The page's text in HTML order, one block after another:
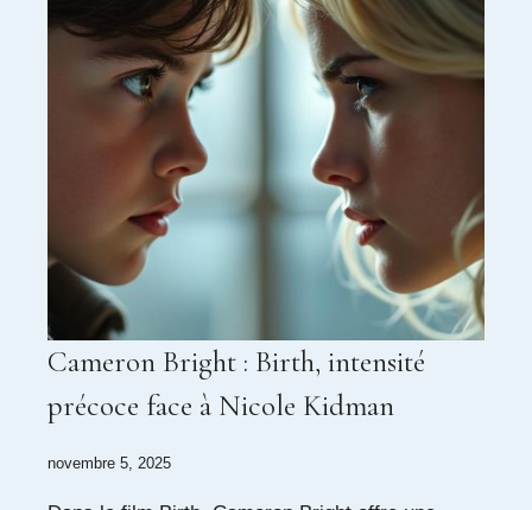
Cameron Bright : Birth, intensité
précoce face à Nicole Kidman
novembre 5, 2025